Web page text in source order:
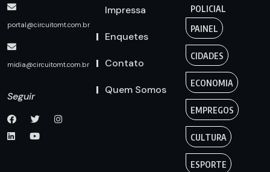
portal@circuitomt.com.br
midia@circuitomt.com.br
Seguir
Impressa
Enquetes
Contato
Quem Somos
POLICIAL
PAINEL
CIDADES
ECONOMIA
EMPREGOS
CULTURA
ESPORTE